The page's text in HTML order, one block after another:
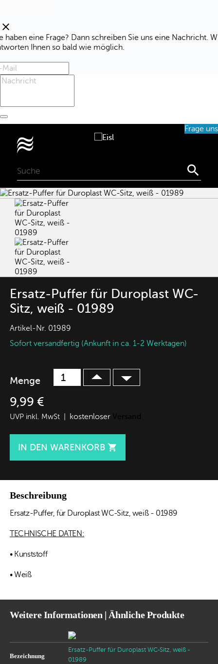
clear
haben eine Frage? Dann schreiben Sie uns eine Nachricht.
Ihnen so bald wie möglich.
Frage uns

Ersatz-Puffer für Duroplast WC-
Sitz, weiß - 01989
Artikel-Nr. 01989
Sofort versandfertig (Ankunft in ca. 1-2 Werktagen)
Menge
9,99 €
UVP inkl. MwSt | kostenloser
IN DEN WARENKORB 
Beschreibung
Ersatz-Puffer, für Duroplast WC-Sitz, weiß - 01989
TECHNISCHE DATEN:
• Kunststoff
• Weiß
Weitere Informationen | Ähnliche Produkte
Bezeichnung
Ersatz-Puffer für Duroplast WC-Sitz, weiß -
01989